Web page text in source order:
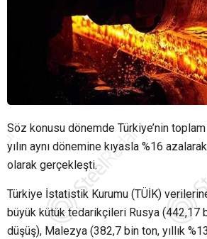
Söz konusu dönemde Türkiye’nin
yılın aynı dönemine kıyasla %16
olarak gerçekleşti.
Türkiye İstatistik Kurumu (TÜİK)
büyük kütük tedarikçileri Rusya (442,17
düşüş), Malezya (382,7 bin ton, yıllık